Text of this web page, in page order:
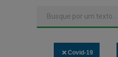
Covid-19